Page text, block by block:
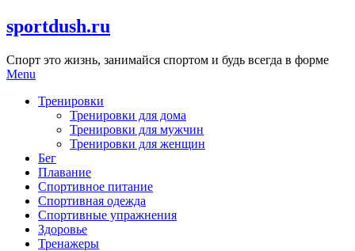
Skip
to
sportdush.ru
Спорт это жизнь, занимайся спортом и будь всегда в форме
Menu
Тренировки
Тренировки для дома
Тренировки для мужчин
Тренировки для женщин
Бег
Плавание
Спортивное питание
Спортивная одежда
Спортивные упражнения
Здоровье
Тренажеры